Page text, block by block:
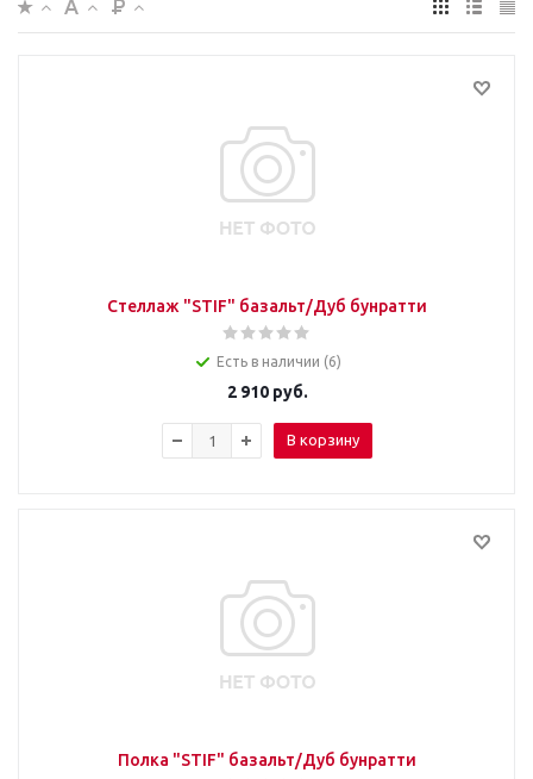
Стеллаж "STIF" базальт/Дуб бунратти
Есть в наличии (6)
2 910руб.
В корзину
Полка "STIF" базальт/Дуб бунратти